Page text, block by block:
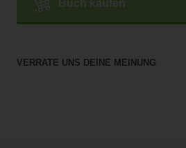
Buch kaufen
VERRATE UNS DEINE MEINUNG